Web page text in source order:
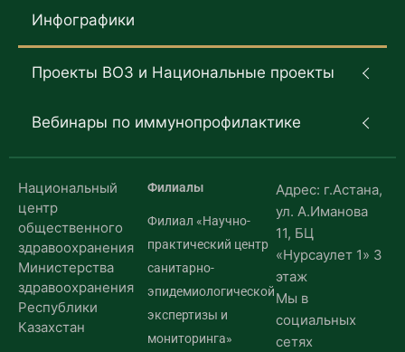
Инфографики
Проекты ВОЗ и Национальные проекты
Вебинары по иммунопрофилактике
Национальный
центр
общественного
здравоохранения
Министерства
здравоохранения
Республики
Казахстан
Филиалы
Филиал «Научно-
практический центр
санитарно-
эпидемиологической
экспертизы и
мониторинга»
Адрес: г.Астана,
ул. А.Иманова
11, БЦ
«Нурсаулет 1» 3
этаж
Мы в
социальных
сетях